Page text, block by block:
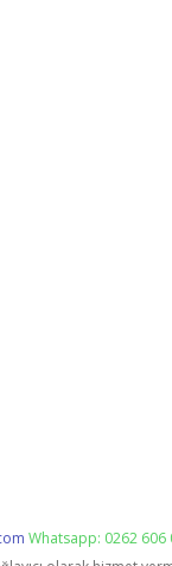
Whatsapp: 0262 606